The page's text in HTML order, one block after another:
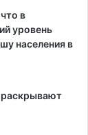
в
уровень
населения в
раскрывают